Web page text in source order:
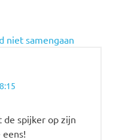
niet samengaan
de spijker op zijn